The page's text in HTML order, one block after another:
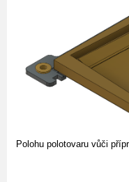
Polohu polotovaru vůči